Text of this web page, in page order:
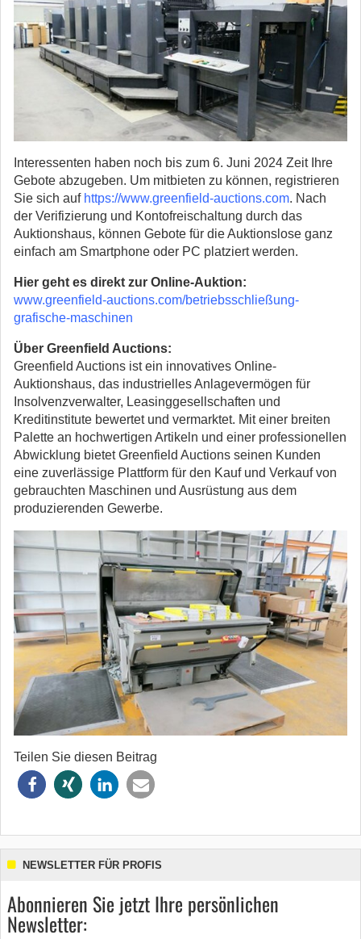
Interessenten haben noch bis zum 6. Juni 2024 Zeit Ihre
Gebote abzugeben. Um mitbieten zu können, registrieren
Sie sich auf https://www.greenfield-auctions.com. Nach
der Verifizierung und Kontofreischaltung durch das
Auktionshaus, können Gebote für die Auktionslose ganz
einfach am Smartphone oder PC platziert werden.
Hier geht es direkt zur Online-Auktion:
www.greenfield-auctions.com/betriebsschließung-
grafische-maschinen
Über Greenfield Auctions:
Greenfield Auctions ist ein innovatives Online-
Auktionshaus, das industrielles Anlagevermögen für
Insolvenzverwalter, Leasinggesellschaften und
Kreditinstitute bewertet und vermarktet. Mit einer breiten
Palette an hochwertigen Artikeln und einer professionellen
Abwicklung bietet Greenfield Auctions seinen Kunden
eine zuverlässige Plattform für den Kauf und Verkauf von
gebrauchten Maschinen und Ausrüstung aus dem
produzierenden Gewerbe.
Teilen Sie diesen Beitrag
NEWSLETTER FÜR PROFIS
Abonnieren Sie jetzt Ihre persönlichen
Newsletter: